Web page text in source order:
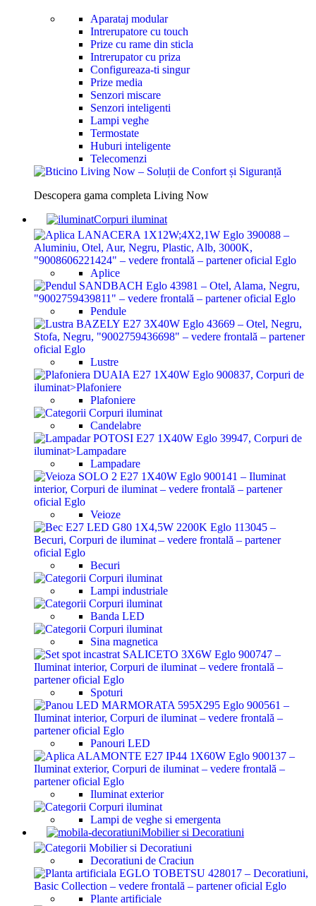
Aparataj modular
Intrerupatore cu touch
Prize cu rame din sticla
Intrerupator cu priza
Configureaza-ti singur
Prize media
Senzori miscare
Senzori inteligenti
Lampi veghe
Termostate
Huburi inteligente
Telecomenzi
Descopera gama completa Living Now
Corpuri iluminat
Aplice
Pendule
Lustre
Plafoniere
Candelabre
Lampadare
Veioze
Becuri
Lampi industriale
Banda LED
Sina magnetica
Spoturi
Panouri LED
Iluminat exterior
Lampi de veghe si emergenta
Mobilier si Decoratiuni
Decoratiuni de Craciun
Plante artificiale